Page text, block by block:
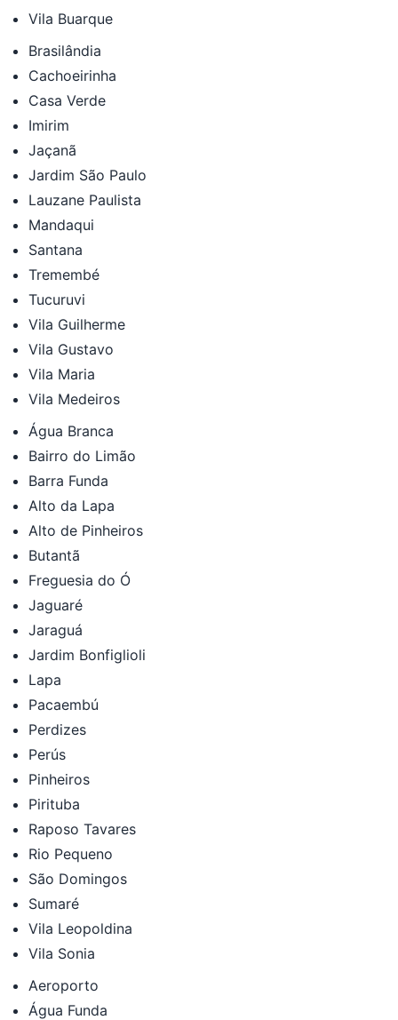
Vila Buarque
Brasilândia
Cachoeirinha
Casa Verde
Imirim
Jaçanã
Jardim São Paulo
Lauzane Paulista
Mandaqui
Santana
Tremembé
Tucuruvi
Vila Guilherme
Vila Gustavo
Vila Maria
Vila Medeiros
Água Branca
Bairro do Limão
Barra Funda
Alto da Lapa
Alto de Pinheiros
Butantã
Freguesia do Ó
Jaguaré
Jaraguá
Jardim Bonfiglioli
Lapa
Pacaembú
Perdizes
Perús
Pinheiros
Pirituba
Raposo Tavares
Rio Pequeno
São Domingos
Sumaré
Vila Leopoldina
Vila Sonia
Aeroporto
Água Funda